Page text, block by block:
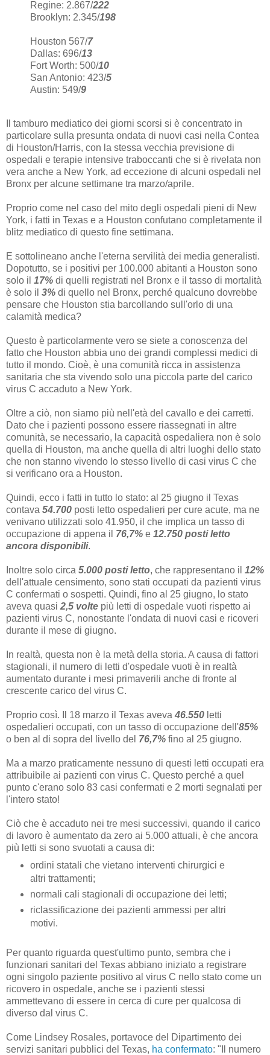
Regine: 2.867/222
Brooklyn: 2.345/198
Houston 567/7
Dallas: 696/13
Fort Worth: 500/10
San Antonio: 423/5
Austin: 549/9
Il tamburo mediatico dei giorni scorsi si è concentrato in
particolare sulla presunta ondata di nuovi casi nella Contea
di Houston/Harris, con la stessa vecchia previsione di
ospedali e terapie intensive traboccanti che si è rivelata non
vera anche a New York, ad eccezione di alcuni ospedali nel
Bronx per alcune settimane tra marzo/aprile.
Proprio come nel caso del mito degli ospedali pieni di New
York, i fatti in Texas e a Houston confutano completamente il
blitz mediatico di questo fine settimana.
E sottolineano anche l'eterna servilità dei media generalisti.
Dopotutto, se i positivi per 100.000 abitanti a Houston sono
solo il 17% di quelli registrati nel Bronx e il tasso di mortalità
è solo il 3% di quello nel Bronx, perché qualcuno dovrebbe
pensare che Houston stia barcollando sull'orlo di una
calamità medica?
Questo è particolarmente vero se siete a conoscenza del
fatto che Houston abbia uno dei grandi complessi medici di
tutto il mondo. Cioè, è una comunità ricca in assistenza
sanitaria che sta vivendo solo una piccola parte del carico
virus C accaduto a New York.
Oltre a ciò, non siamo più nell'età del cavallo e dei carretti.
Dato che i pazienti possono essere riassegnati in altre
comunità, se necessario, la capacità ospedaliera non è solo
quella di Houston, ma anche quella di altri luoghi dello stato
che non stanno vivendo lo stesso livello di casi virus C che
si verificano ora a Houston.
Quindi, ecco i fatti in tutto lo stato: al 25 giugno il Texas
contava 54.700 posti letto ospedalieri per cure acute, ma ne
venivano utilizzati solo 41.950, il che implica un tasso di
occupazione di appena il 76,7% e 12.750 posti letto
ancora disponibili.
Inoltre solo circa 5.000 posti letto, che rappresentano il 12%
dell'attuale censimento, sono stati occupati da pazienti virus
C confermati o sospetti. Quindi, fino al 25 giugno, lo stato
aveva quasi 2,5 volte più letti di ospedale vuoti rispetto ai
pazienti virus C, nonostante l'ondata di nuovi casi e ricoveri
durante il mese di giugno.
In realtà, questa non è la metà della storia. A causa di fattori
stagionali, il numero di letti d'ospedale vuoti è in realtà
aumentato durante i mesi primaverili anche di fronte al
crescente carico del virus C.
Proprio così. Il 18 marzo il Texas aveva 46.550 letti
ospedalieri occupati, con un tasso di occupazione dell'85%
o ben al di sopra del livello del 76,7% fino al 25 giugno.
Ma a marzo praticamente nessuno di questi letti occupati era
attribuibile ai pazienti con virus C. Questo perché a quel
punto c'erano solo 83 casi confermati e 2 morti segnalati per
l'intero stato!
Ciò che è accaduto nei tre mesi successivi, quando il carico
di lavoro è aumentato da zero ai 5.000 attuali, è che ancora
più letti si sono svuotati a causa di:
ordini statali che vietano interventi chirurgici e
altri trattamenti;
normali cali stagionali di occupazione dei letti;
riclassificazione dei pazienti ammessi per altri
motivi.
Per quanto riguarda quest'ultimo punto, sembra che i
funzionari sanitari del Texas abbiano iniziato a registrare
ogni singolo paziente positivo al virus C nello stato come un
ricovero in ospedale, anche se i pazienti stessi
ammettevano di essere in cerca di cure per qualcosa di
diverso dal virus C.
Come Lindsey Rosales, portavoce del Dipartimento dei
servizi sanitari pubblici del Texas, ha confermato: "Il numero